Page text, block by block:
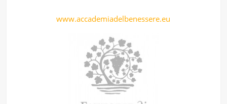
www.accademiadelbenessere.eu